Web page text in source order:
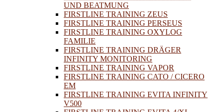
UND BEATMUNG
FIRSTLINE TRAINING ZEUS
FIRSTLINE TRAINING PERSEUS
FIRSTLINE TRAINING OXYLOG
FAMILIE
FIRSTLINE TRAINING DRÄGER
INFINITY MONITORING
FIRSTLINE TRAINING VAPOR
FIRSTLINE TRAINING CATO / CICERO
EM
FIRSTLINE TRAINING EVITA INFINITY
V500